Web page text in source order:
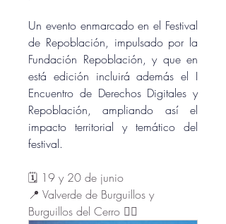
Un evento enmarcado en el Festival
de Repoblación, impulsado por la
Fundación Repoblación, y que en
está edición incluirá además el I
Encuentro de Derechos Digitales y
Repoblación, ampliando así el
impacto territorial y temático del
festival.
🗓️ 19 y 20 de junio
📍 Valverde de Burguillos y
Burguillos del Cerro 👇🏻